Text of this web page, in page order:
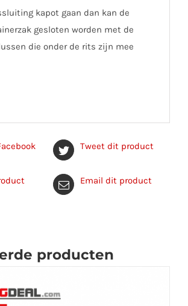
kapot gaan dan kan de
gesloten worden met de
die onder de rits zijn mee
Tweet dit product
Email dit product
producten